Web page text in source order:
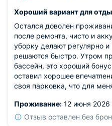
Хороший вариант для
Остался доволен
после ремонта, чисто и
уборку делают регулярно
решаются быстро. Утром
бассейн, это хороший
оставил хорошее
своя парковка, что для
Проживание: 12 июня 2026
Отзыв оставлен без